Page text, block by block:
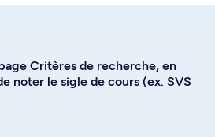
Critères de recherche, en
noter le sigle de cours (ex. SVS